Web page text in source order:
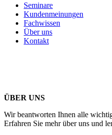
Seminare
Kundenmeinungen
Fachwissen
Über uns
Kontakt
ÜBER UNS
Wir beantworten Ihnen alle
Erfahren Sie mehr über uns und